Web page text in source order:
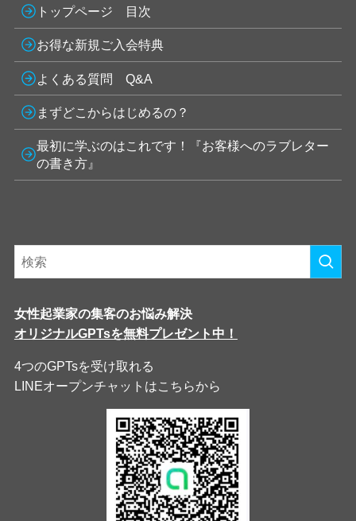
トップページ 目次
お得な新規ご入会特典
よくある質問 Q&A
まずどこからはじめるの？
最初に学ぶのはこれです！『お客様へのラブレター
の書き方』
女性起業家の集客のお悩み解決
オリジナルGPTsを無料プレゼント中！
4つのGPTsを受け取れる
LINEオープンチャットはこちらから